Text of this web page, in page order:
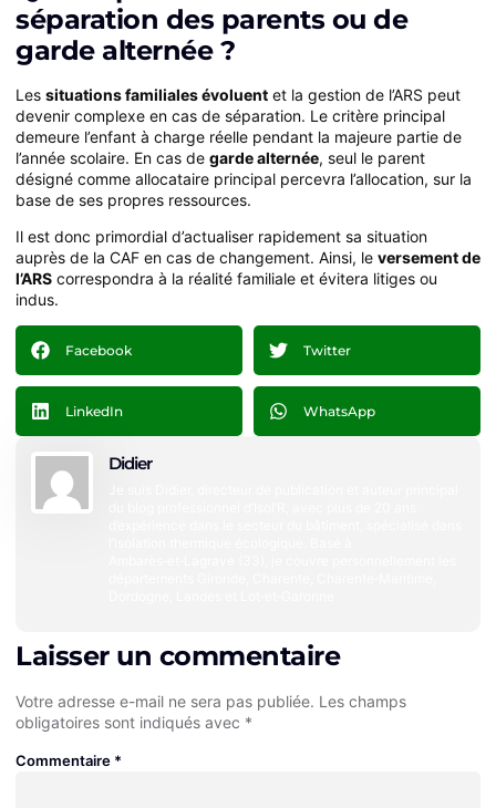
séparation des parents ou de
garde alternée ?
Les situations familiales évoluent et la gestion de l’ARS peut
devenir complexe en cas de séparation. Le critère principal
demeure l’enfant à charge réelle pendant la majeure partie de
l’année scolaire. En cas de garde alternée, seul le parent
désigné comme allocataire principal percevra l’allocation, sur la
base de ses propres ressources.
Il est donc primordial d’actualiser rapidement sa situation
auprès de la CAF en cas de changement. Ainsi, le versement de
l’ARS correspondra à la réalité familiale et évitera litiges ou
indus.
Facebook Twitter
LinkedIn WhatsApp
Didier
Laisser un commentaire
Votre adresse e-mail ne sera pas publiée. Les champs
obligatoires sont indiqués avec *
Commentaire *